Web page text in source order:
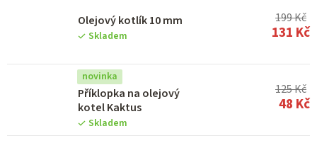
Olejový kotlík 10 mm
Skladem
199 Kč
131 Kč
novinka
Příklopka na olejový
kotel Kaktus
Skladem
125 Kč
48 Kč